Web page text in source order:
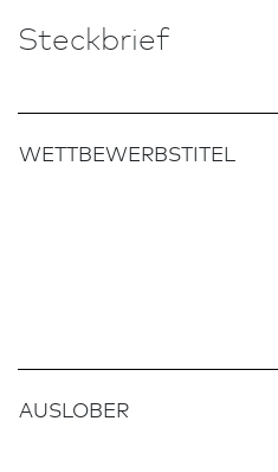
Steckbrief
WETTBEWERBSTITEL
AUSLOBER